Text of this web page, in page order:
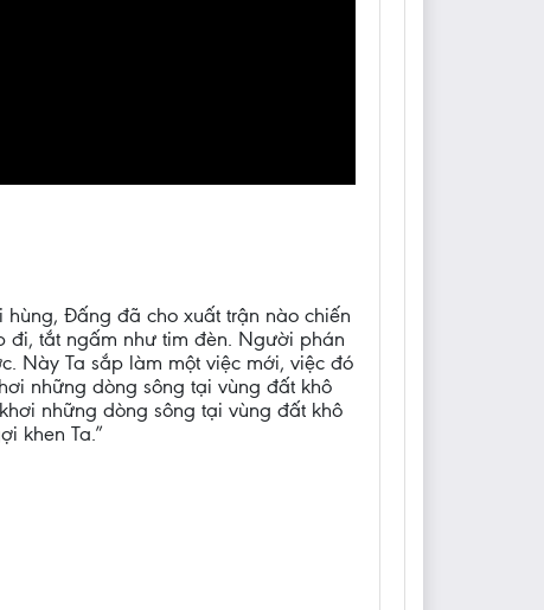
Đấng đã cho xuất trận nào chiến
đi, tắt ngấm như tim đèn. Người phán
Này Ta sắp làm một việc mới, việc đó
những dòng sông tại vùng đất khô
những dòng sông tại vùng đất khô
khen Ta.”